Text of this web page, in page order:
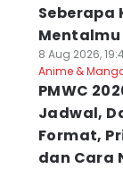
Seberapa
Mentalmu
8 Aug 2026,
Anime &
PMWC
Jadwal,
Format,
dan Cara